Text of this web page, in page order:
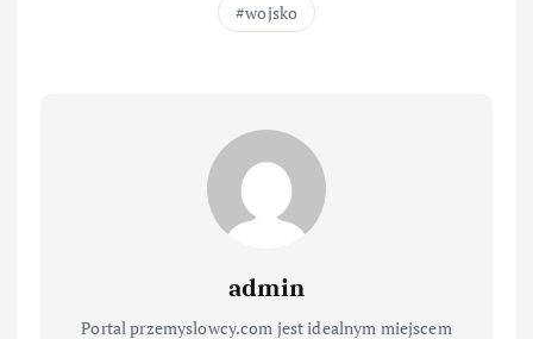
wojsko
admin
Portal przemyslowcy.com jest idealnym miejscem